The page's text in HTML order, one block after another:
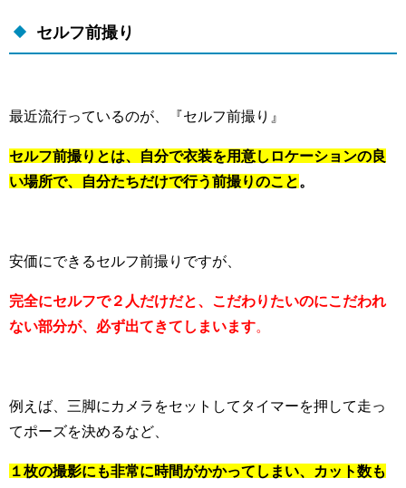
セルフ前撮り
最近流行っているのが、『セルフ前撮り』
セルフ前撮りとは、自分で衣装を用意しロケーションの 良
い場所で、自分たちだけで行う前撮りのこと。
安価にできるセルフ前撮りですが、
完全にセルフで２人だけだと、 こだわりたいのにこだわれ
ない部分が、 必ず出てきてしまいます。
例えば、三脚にカメラをセットしてタイマーを押して走っ
てポーズを決めるなど、
１枚の撮影にも非常に時間がかかってしまい、カット数も